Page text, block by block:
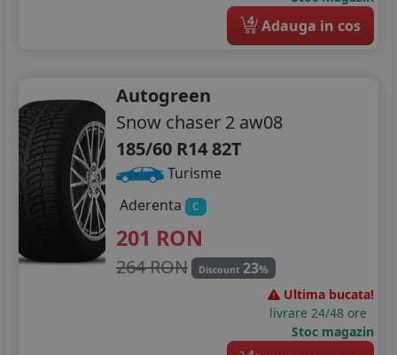
4 Adauga in cos
Autogreen
Snow chaser 2 aw08
185/60 R14 82T
Turisme
Aderenta
C
201 RON
264 RON Discount 23%
Ultima bucata!
livrare 24/48 ore
Stoc magazin